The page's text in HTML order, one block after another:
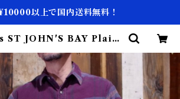
以上で国内送料無料！
ST JOHN'S BAY Plaid
カ製 フランネル シャツ 古
着屋 仙台 biscco【古着 &
Vintage 通販】